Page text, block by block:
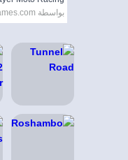
بواسطة Vitalitygames.com